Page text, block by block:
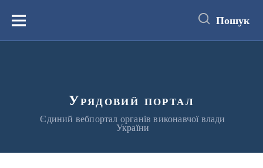
вмістуМеню Пошук
Урядовий портал
Єдиний вебпортал органів виконавчої влади
України